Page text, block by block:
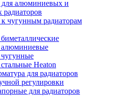
алюминиевых и
радиаторов
чугунным радиаторам
алюминиевые
Heaton
для радиаторов
регулировки
для радиаторов